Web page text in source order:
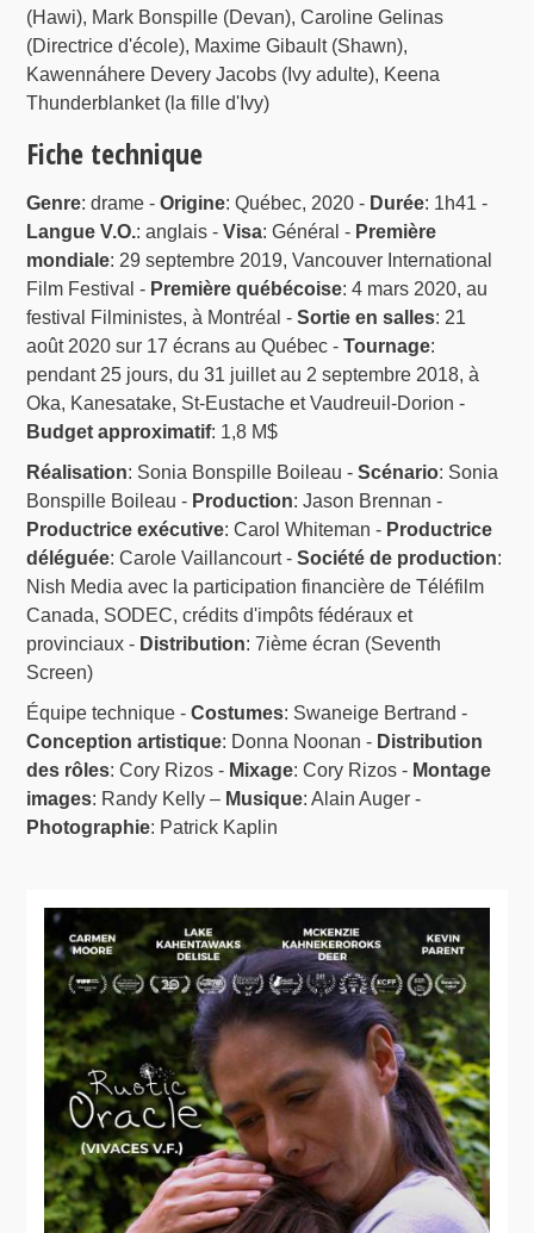
(Hawi), Mark Bonspille (Devan), Caroline Gelinas
(Directrice d'école), Maxime Gibault (Shawn),
Kawennáhere Devery Jacobs (Ivy adulte), Keena
Thunderblanket (la fille d'Ivy)
Fiche technique
Genre: drame -Origine: Québec, 2020 - Durée: 1h41 -
Langue V.O.: anglais -Visa: Général - Première
mondiale: 29 septembre 2019, Vancouver International
Film Festival - Première québécoise: 4 mars 2020, au
festival Filministes, à Montréal -Sortie en salles: 21
août 2020 sur 17 écrans au Québec -Tournage:
pendant 25 jours, du 31 juillet au 2 septembre 2018, à
Oka, Kanesatake, St-Eustache et Vaudreuil-Dorion -
Budget approximatif: 1,8 M$
Réalisation: Sonia Bonspille Boileau -Scénario: Sonia
Bonspille Boileau - Production: Jason Brennan -
Productrice exécutive: Carol Whiteman - Productrice
déléguée: Carole Vaillancourt -Société de production:
Nish Media avec la participation financière de Téléfilm
Canada, SODEC, crédits d'impôts fédéraux et
provinciaux - Distribution: 7ième écran (Seventh
Screen)
Équipe technique -Costumes: Swaneige Bertrand -
Conception artistique: Donna Noonan - Distribution
des rôles: Cory Rizos - Mixage: Cory Rizos - Montage
images: Randy Kelly – Musique: Alain Auger -
Photographie: Patrick Kaplin